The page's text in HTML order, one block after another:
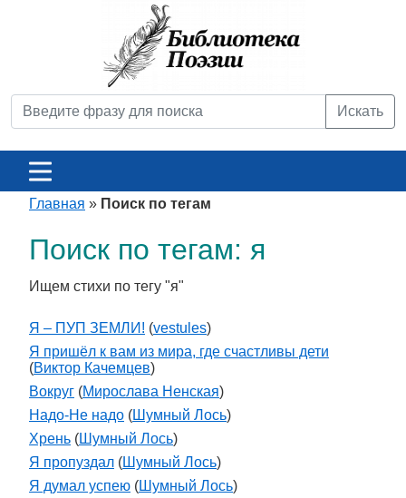
Искать
Главная » Поиск по тегам
Поиск по тегам: я
Ищем стихи по тегу "я"
Я – ПУП ЗЕМЛИ! (vestules)
Я пришёл к вам из мира, где счастливы дети
(Виктор Качемцев)
Вокруг (Мирослава Ненская)
Надо-Не надо (Шумный Лось)
Хрень (Шумный Лось)
Я пропуздал (Шумный Лось)
Я думал успею (Шумный Лось)